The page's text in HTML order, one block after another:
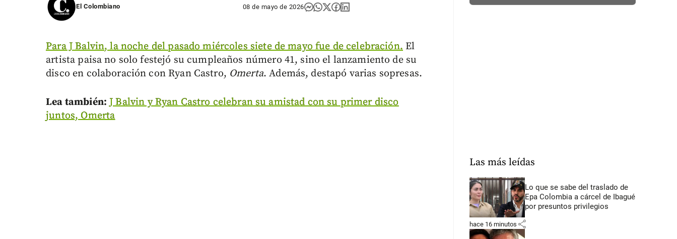
El Colombiano 08 de mayo de 2026
Para J Balvin, la noche del pasado miércoles siete de mayo fue de celebración.El
artista paisa no solo festejó su cumpleaños número 41, sino el lanzamiento de su
disco en colaboración con Ryan Castro, Omerta. Además, destapó varias sopresas.
Lea también: J Balvin y Ryan Castro celebran su amistad con su primer disco
juntos, Omerta
Las más leídas
Lo que se sabe del traslado de
Epa Colombia a cárcel de Ibagué
por presuntos privilegios
hace 16 minutos share